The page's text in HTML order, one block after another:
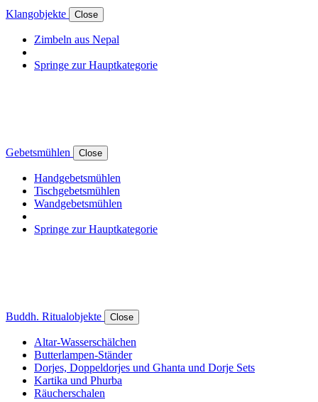
Klangobjekte Close
Zimbeln aus Nepal
Springe zur Hauptkategorie
Gebetsmühlen Close
Handgebetsmühlen
Tischgebetsmühlen
Wandgebetsmühlen
Springe zur Hauptkategorie
Buddh. Ritualobjekte Close
Altar-Wasserschälchen
Butterlampen-Ständer
Dorjes, Doppeldorjes und Ghanta und Dorje Sets
Kartika und Phurba
Räucherschalen